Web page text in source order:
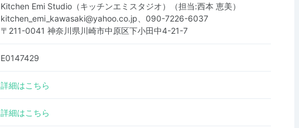
Kitchen Emi Studio（キッチンエミスタジオ）（担当:西本 恵美）
kitchen_emi_kawasaki@yahoo.co.jp、090-7226-6037
〒211-0041 神奈川県川崎市中原区下小田中4-21-7
E0147429
詳細はこちら
詳細はこちら